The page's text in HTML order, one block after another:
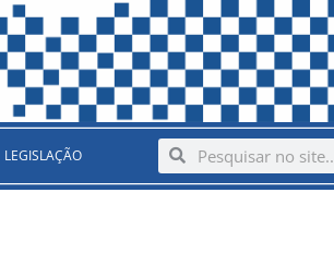
LEGISLAÇÃO SearchSearch